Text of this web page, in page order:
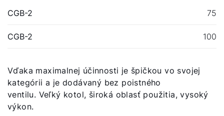
CGB-2 75
CGB-2 100
Vďaka maximalnej účinnosti je špičkou vo svojej
kategórii a je dodávaný bez poistného
ventilu. Veľký kotol, široká oblasť použitia, vysoký
výkon.
Dobrý deň!
Ako vám môžeme pomôcť?